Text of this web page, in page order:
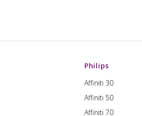
Philips
Affiniti 30
Affiniti 50
Affiniti 70